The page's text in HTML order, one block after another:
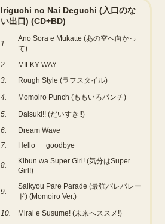
Iriguchi no Nai Deguchi (入口のな
い出口) (CD+BD)
1.
Ano Sora e Mukatte (あの空へ向かっ
て)
2.
MILKY WAY
3.
Rough Style (ラフスタイル)
4.
Momoiro Punch (ももいろパンチ)
5.
Daisuki!! (だいすき!!)
6.
Dream Wave
7.
Hello･･･goodbye
8.
Kibun wa Super Girl! (気分はSuper
Girl!)
9.
Saikyou Pare Parade (最強パレパレー
ド) (Momoiro Ver.)
10.
Mirai e Susume! (未来へススメ!)